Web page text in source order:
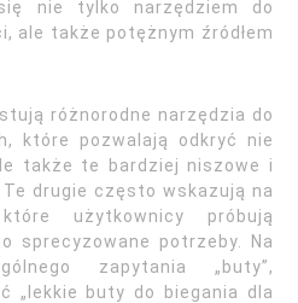
nie tylko narzędziem do
ale także potężnym źródłem
różnorodne narzędzia do
które pozwalają odkryć nie
także te bardziej niszowe i
drugie często wskazują na
użytkownicy próbują
sprecyzowane potrzeby. Na
zapytania „buty”,
„lekkie buty do biegania dla